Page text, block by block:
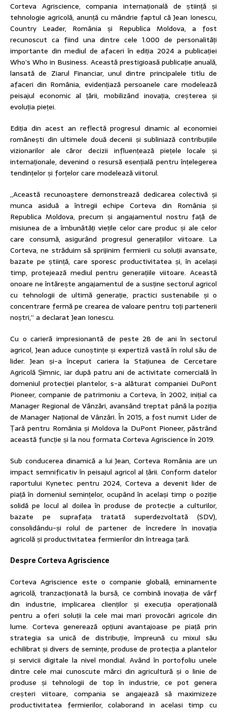
Corteva Agriscience, compania internațională de știință și
tehnologie agricolă, anunță cu mândrie faptul că Jean Ionescu,
Country Leader, România și Republica Moldova, a fost
recunoscut ca fiind una dintre cele 1.000 de personalități
importante din mediul de afaceri în ediția 2024 a publicației
Who’s Who in Business. Această prestigioasă publicație anuală,
lansată de Ziarul Financiar, unul dintre principalele titlu de
afaceri din România, evidențiază persoanele care modelează
peisajul economic al țării, mobilizând inovația, creșterea și
evoluția pieței.
Ediția din acest an reflectă progresul dinamic al economiei
românești din ultimele două decenii și subliniază contribuțiile
vizionarilor ale căror decizii influențează piețele locale și
internaționale, devenind o resursă esențială pentru înțelegerea
tendințelor și forțelor care modelează viitorul.
„Această recunoaștere demonstrează dedicarea colectivă și
munca asiduă a întregii echipe Corteva din România și
Republica Moldova, precum și angajamentul nostru față de
misiunea de a îmbunătăți viețile celor care produc și ale celor
care consumă, asigurând progresul generațiilor viitoare. La
Corteva, ne străduim să sprijinim fermierii cu soluții avansate,
bazate pe știință, care sporesc productivitatea și, în același
timp, protejează mediul pentru generațiile viitoare. Această
onoare ne întărește angajamentul de a susține sectorul agricol
cu tehnologii de ultimă generație, practici sustenabile și o
concentrare fermă pe crearea de valoare pentru toți partenerii
noștri,” a declarat Jean Ionescu.
Cu o carieră impresionantă de peste 28 de ani în sectorul
agricol, Jean aduce cunoștințe și expertiză vastă în rolul său de
lider. Jean și-a început cariera la Stațiunea de Cercetare
Agricolă Șimnic, iar după patru ani de activitate comercială în
domeniul protecției plantelor, s-a alăturat companiei DuPont
Pioneer, companie de patrimoniu a Corteva, în 2002, inițial ca
Manager Regional de Vânzări, avansând treptat până la poziția
de Manager Național de Vânzări. În 2015, a fost numit Lider de
Țară pentru România și Moldova la DuPont Pioneer, păstrând
această funcție și la nou formata Corteva Agriscience în 2019.
Sub conducerea dinamică a lui Jean, Corteva România are un
impact semnificativ în peisajul agricol al țării. Conform datelor
raportului Kynetec pentru 2024, Corteva a devenit lider de
piață în domeniul semințelor, ocupând în același timp o poziție
solidă pe locul al doilea în produse de protecție a culturilor,
bazate pe suprafața tratată superdezvoltată (SDV),
consolidându-și rolul de partener de încredere în inovația
agricolă și productivitatea fermierilor din întreaga țară.
Despre Corteva Agriscience
Corteva Agriscience este o companie globală, eminamente
agricolă, tranzacționată la bursă, ce combină inovația de vârf
din industrie, implicarea clienților și execuția operațională
pentru a oferi soluții la cele mai mari provocări agricole din
lume. Corteva generează opțiuni avantajoase pe piață prin
strategia sa unică de distribuție, împreună cu mixul său
echilibrat și divers de semințe, produse de protecția a plantelor
și servicii digitale la nivel mondial. Având în portofoliu unele
dintre cele mai cunoscute mărci din agricultură și o linie de
produse și tehnologii de top în industrie, ce pot genera
creșteri viitoare, compania se angajează să maximizeze
productivitatea fermierilor, colaborand in acelasi timp cu